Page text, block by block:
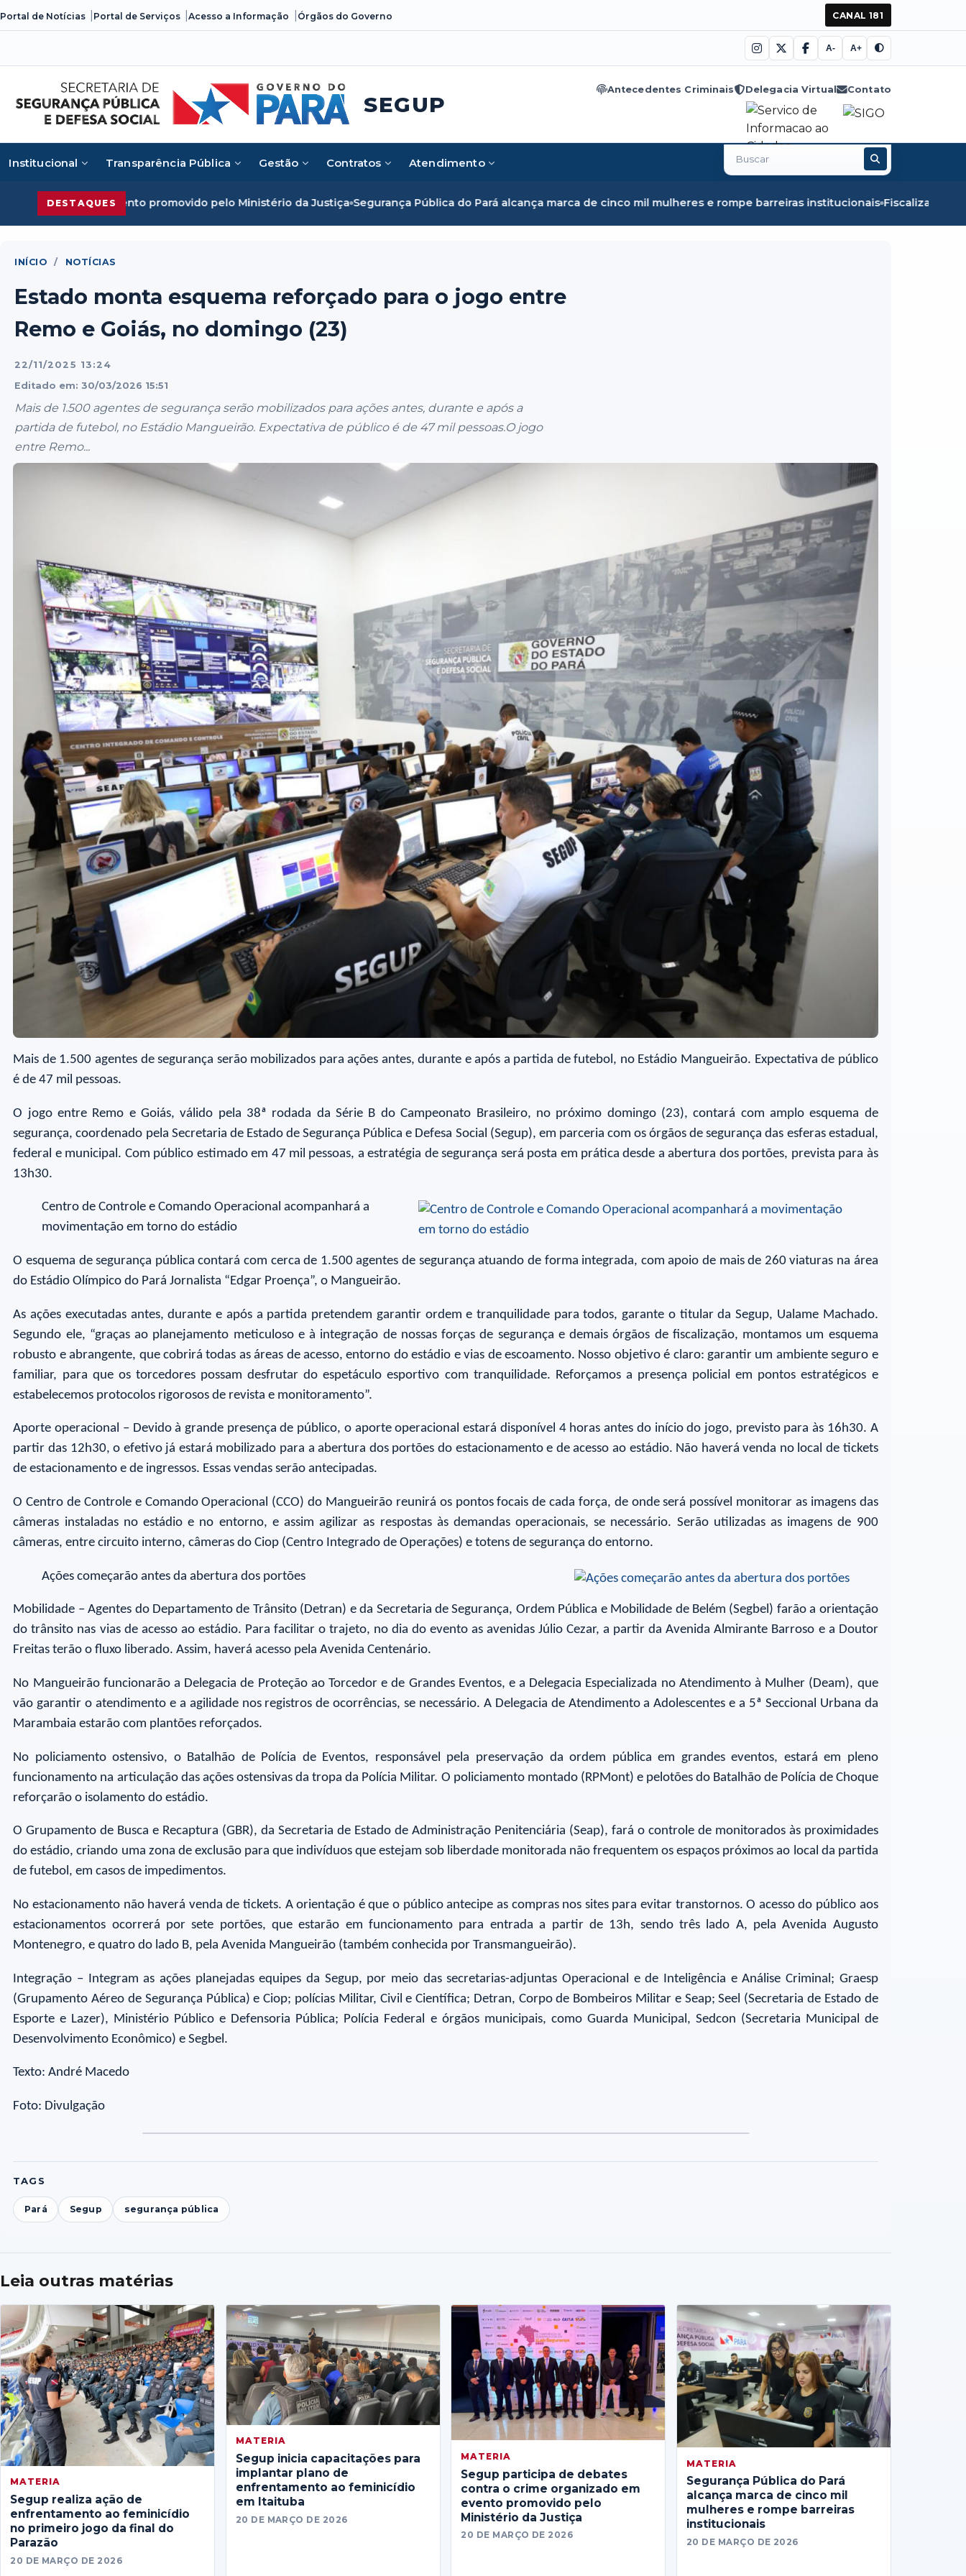
Portal de Notícias Portal de Serviços Acesso a Informação Órgãos do Governo CANAL 181
A- A+
SEGUP
Antecedentes Criminais Delegacia Virtual Contato
Institucional Transparência Pública Gestão Contratos Atendimento
Buscar
no
DESTAQUES
promovido pelo Ministério da Justiça Segurança Pública do Pará alcança marca de cinco mil mulheres e rompe barreiras institucionais Fiscalização em Óbidos apreende
INÍCIO / NOTÍCIAS
Estado monta esquema reforçado para o jogo entre
Remo e Goiás, no domingo (23)
22/11/2025 13:24
Editado em: 30/03/2026 15:51
Mais de 1.500 agentes de segurança serão mobilizados para ações antes, durante e após a
partida de futebol, no Estádio Mangueirão. Expectativa de público é de 47 mil pessoas.O jogo
entre Remo...
Mais de 1.500 agentes de segurança serão mobilizados para ações antes, durante e após a partida de futebol, no Estádio Mangueirão. Expectativa de público
é de 47 mil pessoas.
O jogo entre Remo e Goiás, válido pela 38ª rodada da Série B do Campeonato Brasileiro, no próximo domingo (23), contará com amplo esquema de
segurança, coordenado pela Secretaria de Estado de Segurança Pública e Defesa Social (Segup), em parceria com os órgãos de segurança das esferas estadual,
federal e municipal. Com público estimado em 47 mil pessoas, a estratégia de segurança será posta em prática desde a abertura dos portões, prevista para às
13h30.
Centro de Controle e Comando Operacional acompanhará a
movimentação em torno do estádio
O esquema de segurança pública contará com cerca de 1.500 agentes de segurança atuando de forma integrada, com apoio de mais de 260 viaturas na área
do Estádio Olímpico do Pará Jornalista “Edgar Proença”, o Mangueirão.
As ações executadas antes, durante e após a partida pretendem garantir ordem e tranquilidade para todos, garante o titular da Segup, Ualame Machado.
Segundo ele, “graças ao planejamento meticuloso e à integração de nossas forças de segurança e demais órgãos de fiscalização, montamos um esquema
robusto e abrangente, que cobrirá todas as áreas de acesso, entorno do estádio e vias de escoamento. Nosso objetivo é claro: garantir um ambiente seguro e
familiar, para que os torcedores possam desfrutar do espetáculo esportivo com tranquilidade. Reforçamos a presença policial em pontos estratégicos e
estabelecemos protocolos rigorosos de revista e monitoramento”.
Aporte operacional – Devido à grande presença de público, o aporte operacional estará disponível 4 horas antes do início do jogo, previsto para às 16h30. A
partir das 12h30, o efetivo já estará mobilizado para a abertura dos portões do estacionamento e de acesso ao estádio. Não haverá venda no local de tickets
de estacionamento e de ingressos. Essas vendas serão antecipadas.
O Centro de Controle e Comando Operacional (CCO) do Mangueirão reunirá os pontos focais de cada força, de onde será possível monitorar as imagens das
câmeras instaladas no estádio e no entorno, e assim agilizar as respostas às demandas operacionais, se necessário. Serão utilizadas as imagens de 900
câmeras, entre circuito interno, câmeras do Ciop (Centro Integrado de Operações) e totens de segurança do entorno.
Ações começarão antes da abertura dos portões
Mobilidade – Agentes do Departamento de Trânsito (Detran) e da Secretaria de Segurança, Ordem Pública e Mobilidade de Belém (Segbel) farão a orientação
do trânsito nas vias de acesso ao estádio. Para facilitar o trajeto, no dia do evento as avenidas Júlio Cezar, a partir da Avenida Almirante Barroso e a Doutor
Freitas terão o fluxo liberado. Assim, haverá acesso pela Avenida Centenário.
No Mangueirão funcionarão a Delegacia de Proteção ao Torcedor e de Grandes Eventos, e a Delegacia Especializada no Atendimento à Mulher (Deam), que
vão garantir o atendimento e a agilidade nos registros de ocorrências, se necessário. A Delegacia de Atendimento a Adolescentes e a 5ª Seccional Urbana da
Marambaia estarão com plantões reforçados.
No policiamento ostensivo, o Batalhão de Polícia de Eventos, responsável pela preservação da ordem pública em grandes eventos, estará em pleno
funcionamento na articulação das ações ostensivas da tropa da Polícia Militar. O policiamento montado (RPMont) e pelotões do Batalhão de Polícia de Choque
reforçarão o isolamento do estádio.
O Grupamento de Busca e Recaptura (GBR), da Secretaria de Estado de Administração Penitenciária (Seap), fará o controle de monitorados às proximidades
do estádio, criando uma zona de exclusão para que indivíduos que estejam sob liberdade monitorada não frequentem os espaços próximos ao local da partida
de futebol, em casos de impedimentos.
No estacionamento não haverá venda de tickets. A orientação é que o público antecipe as compras nos sites para evitar transtornos. O acesso do público aos
estacionamentos ocorrerá por sete portões, que estarão em funcionamento para entrada a partir de 13h, sendo três lado A, pela Avenida Augusto
Montenegro, e quatro do lado B, pela Avenida Mangueirão (também conhecida por Transmangueirão).
Integração – Integram as ações planejadas equipes da Segup, por meio das secretarias-adjuntas Operacional e de Inteligência e Análise Criminal; Graesp
(Grupamento Aéreo de Segurança Pública) e Ciop; polícias Militar, Civil e Científica; Detran, Corpo de Bombeiros Militar e Seap; Seel (Secretaria de Estado de
Esporte e Lazer), Ministério Público e Defensoria Pública; Polícia Federal e órgãos municipais, como Guarda Municipal, Sedcon (Secretaria Municipal de
Desenvolvimento Econômico) e Segbel.
Texto: André Macedo
Foto: Divulgação
FotoFoto
TAGS
Pará Segup segurança pública
Leia outras matérias
MATERIA
Segup realiza ação de
enfrentamento ao feminicídio
no primeiro jogo da final do
Parazão
20 DE MARÇO DE 2026
MATERIA
Segup inicia capacitações para
implantar plano de
enfrentamento ao feminicídio
em Itaituba
20 DE MARÇO DE 2026
MATERIA
Segup participa de debates
contra o crime organizado em
evento promovido pelo
Ministério da Justiça
20 DE MARÇO DE 2026
MATERIA
Segurança Pública do Pará
alcança marca de cinco mil
mulheres e rompe barreiras
institucionais
20 DE MARÇO DE 2026